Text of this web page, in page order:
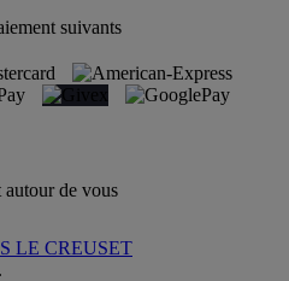
suivants
de vous
LE CREUSET